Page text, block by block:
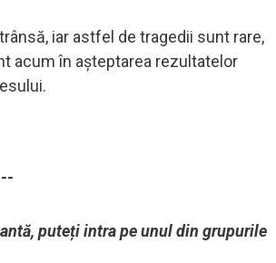
iar astfel de tragedii sunt rare,
acum în așteptarea rezultatelor
puteți intra pe unul din grupurile